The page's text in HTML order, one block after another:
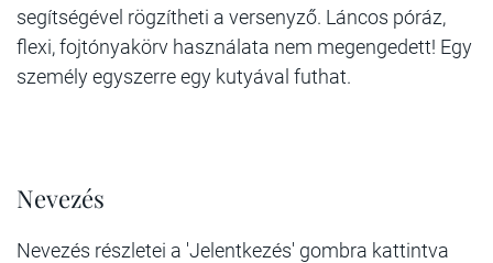
segítségével rögzítheti a versenyző. Láncos póráz,
flexi, fojtónyakörv használata nem megengedett! Egy
személy egyszerre egy kutyával futhat.
Nevezés
Nevezés részletei a 'Jelentkezés' gombra kattintva